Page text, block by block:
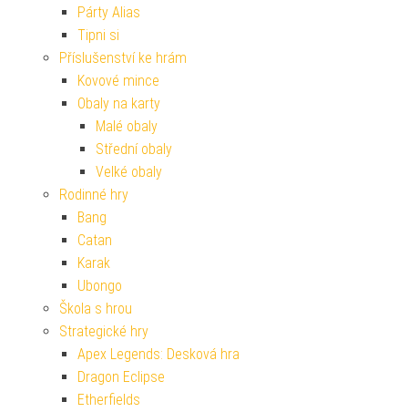
Párty Alias
Tipni si
Příslušenství ke hrám
Kovové mince
Obaly na karty
Malé obaly
Střední obaly
Velké obaly
Rodinné hry
Bang
Catan
Karak
Ubongo
Škola s hrou
Strategické hry
Apex Legends: Desková hra
Dragon Eclipse
Etherfields